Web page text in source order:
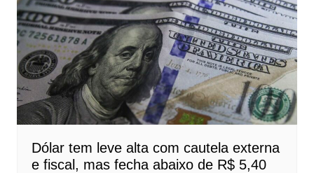
Dólar tem leve alta com cautela externa
e fiscal, mas fecha abaixo de R$ 5,40